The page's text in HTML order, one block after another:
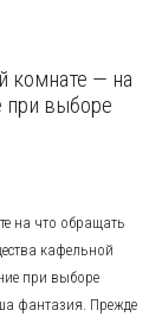
комнате — на
при выборе
на что обращать
кафельной
при выборе
фантазия. Прежде